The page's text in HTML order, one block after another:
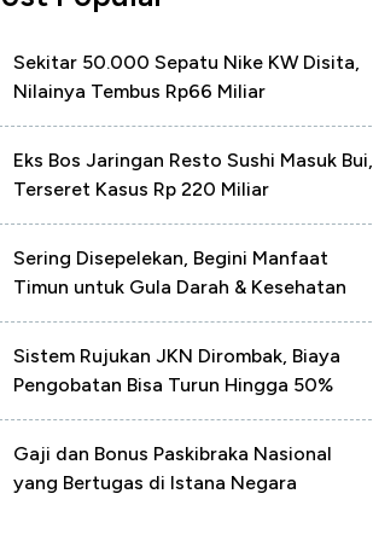
Sekitar 50.000 Sepatu Nike KW Disita,
Nilainya Tembus Rp66 Miliar
Eks Bos Jaringan Resto Sushi Masuk Bui,
Terseret Kasus Rp 220 Miliar
Sering Disepelekan, Begini Manfaat
Timun untuk Gula Darah & Kesehatan
Sistem Rujukan JKN Dirombak, Biaya
Pengobatan Bisa Turun Hingga 50%
Gaji dan Bonus Paskibraka Nasional
yang Bertugas di Istana Negara